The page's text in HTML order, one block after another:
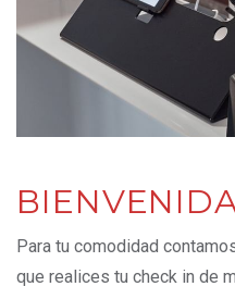
Para tu comodidad
que realices tu check in de